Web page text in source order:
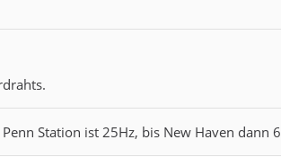
Station ist 25Hz, bis New Haven dann